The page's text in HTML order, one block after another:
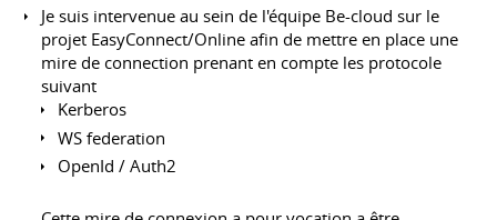
Je suis intervenue au sein de l'équipe Be-cloud sur le
projet EasyConnect/Online afin de mettre en place une
mire de connection prenant en compte les protocole
suivant
Kerberos
WS federation
OpenId / Auth2